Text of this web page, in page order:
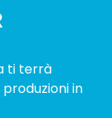
ti terrà
in